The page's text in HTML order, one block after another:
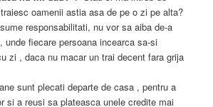
oamenii astia asa de pe o zi pe alta?
responsabilitati, nu vor sa aiba de-a
unde fiecare persoana incearca sa-si
zi , daca nu macar un trai decent fara grija
sunt plecati departe de casa , pentru a
si a reusi sa plateasca unele credite mai